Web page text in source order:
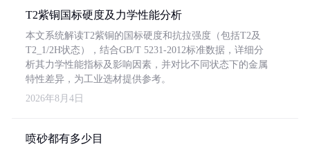
T2紫铜国标硬度及力学性能分析
本文系统解读T2紫铜的国标硬度和抗拉强度（包括T2及
T2_1/2H状态），结合GB/T 5231-2012标准数据，详细分
析其力学性能指标及影响因素，并对比不同状态下的金属
特性差异，为工业选材提供参考。
2026年8月4日
喷砂都有多少目